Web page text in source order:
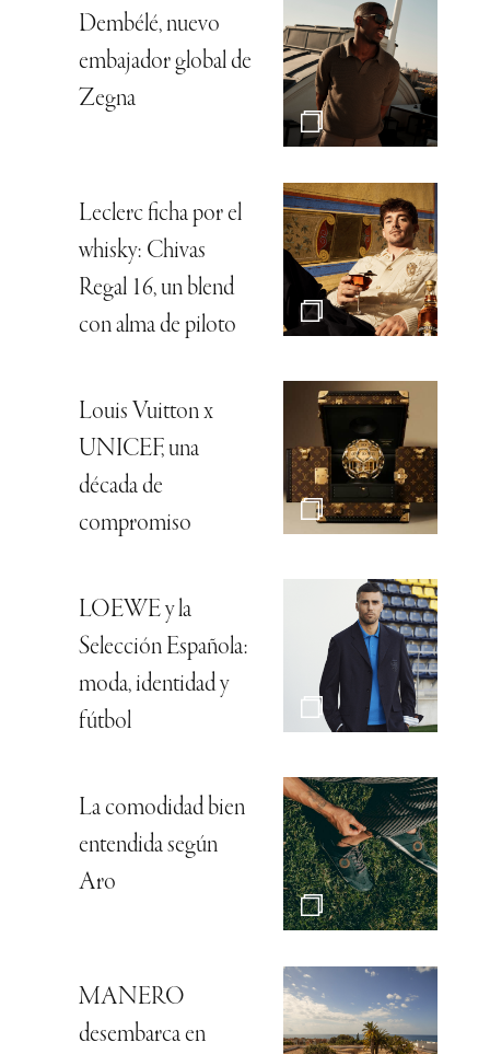
Dembélé, nuevo
embajador global de
Zegna
Leclerc ficha por el
whisky: Chivas
Regal 16, un blend
con alma de piloto
Louis Vuitton x
UNICEF, una
década de
compromiso
LOEWE y la
Selección Española:
moda, identidad y
fútbol
La comodidad bien
entendida según
Aro
MANERO
desembarca en